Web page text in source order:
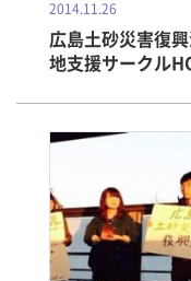
2014.11.26
広島土砂災害復
地支援サークル